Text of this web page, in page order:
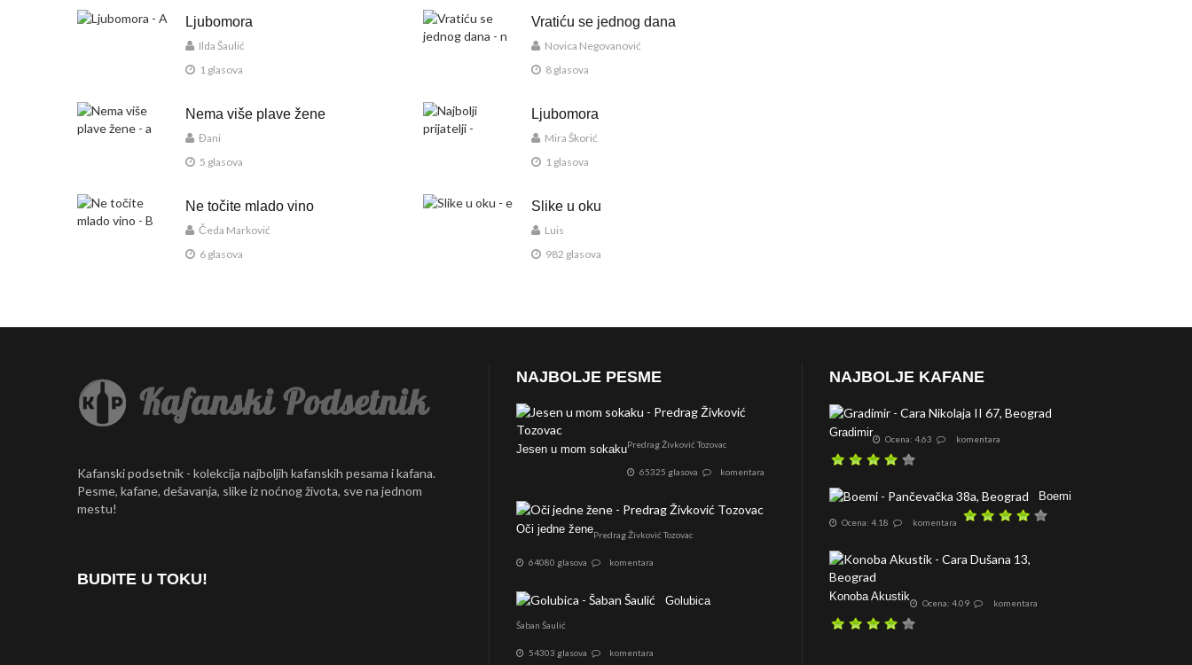
Ljubomora
Ilda Šaulić
1 glasova
Vratiću se jednog dana
Novica Negovanović
8 glasova
Nema više plave žene
Đani
5 glasova
Ljubomora
Mira Škorić
1 glasova
Ne točite mlado vino
Čeda Marković
6 glasova
Slike u oku
Luis
982 glasova
Kafanski podsetnik - kolekcija najboljih kafanskih pesama i kafana.
Pesme, kafane, dešavanja, slike iz noćnog života, sve na jednom
mestu!
BUDITE U TOKU!
NAJBOLJE PESME
Jesen u mom sokakuPredrag Živković Tozovac
65325 glasova komentara
Oči jedne ženePredrag Živković Tozovac
64080 glasova komentara
Golubica
Šaban Šaulić
54303 glasova komentara
NAJBOLJE KAFANE
Gradimir Ocena: 4.63 komentara
Boemi
Ocena: 4.18 komentara
Konoba Akustik Ocena: 4.09 komentara